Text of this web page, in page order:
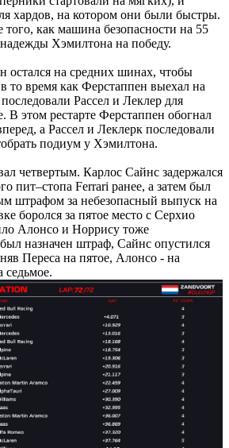
хардов, на котором они были быстры.
как машина безопасности на 55
Хэмилтона на победу.
остался на средних шинах, чтобы
то время как Ферстаппен выехал на
Рассел и Леклер для
В этом рестарте Ферстаппен обогнал
а Рассел и Леклерк последовали
подиум у Хэмилтона.
четвертым. Карлос Сайнс задержался
пит–стопа Ferrari ранее, а затем был
штрафом за небезопасный выпуск на
боролся за пятое место с Серхио
Алонсо и Норрису тоже
назначен штраф, Сайнс опустился
Переса на пятое, Алонсо - на
седьмое.